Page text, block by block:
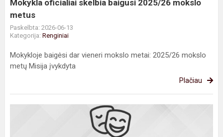
Mokykla oficialiai skelbia baigusi 2025/26 mokslo
metus
Paskelbta: 2026-06-13
Kategorija: Renginiai
Mokykloje baigėsi dar vieneri mokslo metai: 2025/26 mokslo
metų Misija įvykdyta
Plačiau